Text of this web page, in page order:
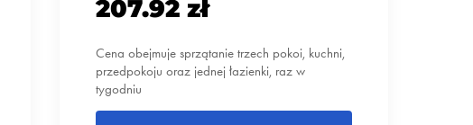
207.92 zł
Cena obejmuje sprzątanie trzech pokoi, kuchni,
przedpokoju oraz jednej łazienki, raz w
tygodniu